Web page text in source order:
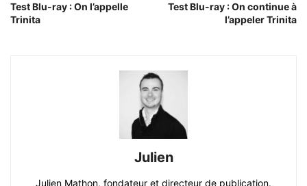
Test Blu-ray : On l’appelle
Trinita
Test Blu-ray : On continue à
l’appeler Trinita
Julien
Julien Mathon, fondateur et directeur de publication.